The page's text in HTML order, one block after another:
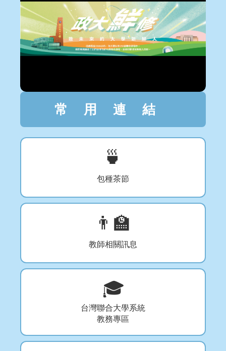
常用連結
🍵
包種茶節
👨‍🏫
教師相關訊息
🎓
台灣聯合大學系統
教務專區